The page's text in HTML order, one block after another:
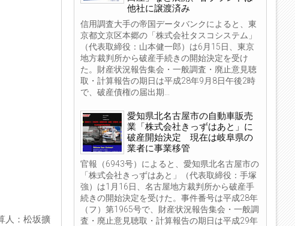
人：松坂擴
他社に譲渡済み
信用調査大手の帝国データバンクによると、東
京都文京区本郷の「株式会社タスコシステム」
（代表取締役：山本健一郎）は6月15日、東京
地方裁判所から破産手続きの開始決定を受け
た。財産状況報告集会・一般調査・廃止意見聴
取・計算報告の期日は平成28年9月8日午後2時
で、破産債権の届出期...
愛知県北名古屋市の自動車販売
業「株式会社きっずはあと」に
破産開始決定 現在は岐阜県の
業者に事業移管
官報（6943号）によると、愛知県北名古屋市の
「株式会社きっずはあと」（代表取締役：手塚
強）は1月16日、名古屋地方裁判所から破産手
続きの開始決定を受けた。事件番号は平成28年
（フ）第1965号で、財産状況報告集会・一般調
査・廃止意見聴取・計算報告の期日は平成29年